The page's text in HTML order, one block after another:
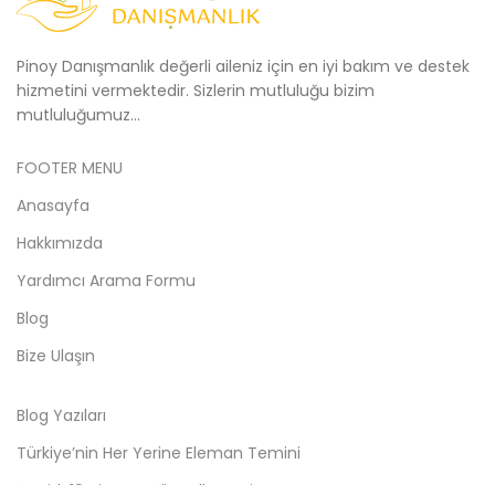
Pinoy Danışmanlık değerli aileniz için en iyi bakım ve destek
hizmetini vermektedir. Sizlerin mutluluğu bizim
mutluluğumuz...
FOOTER MENU
Anasayfa
Hakkımızda
Yardımcı Arama Formu
Blog
Bize Ulaşın
Blog Yazıları
Türkiye’nin Her Yerine Eleman Temini